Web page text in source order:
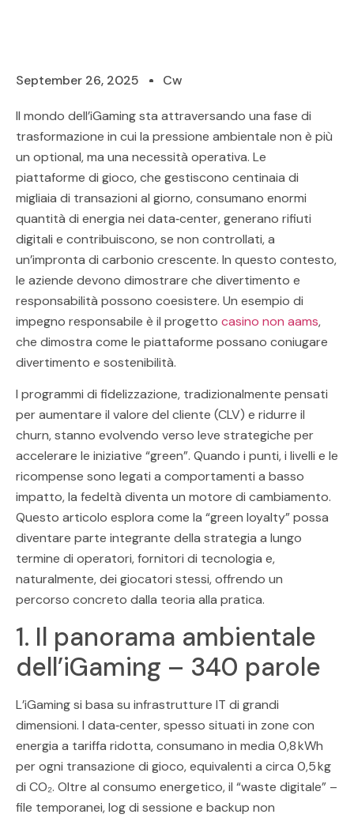
September 26, 2025 Cw
Il mondo dell’iGaming sta attraversando una fase di
trasformazione in cui la pressione ambientale non è più
un optional, ma una necessità operativa. Le
piattaforme di gioco, che gestiscono centinaia di
migliaia di transazioni al giorno, consumano enormi
quantità di energia nei data‑center, generano rifiuti
digitali e contribuiscono, se non controllati, a
un’impronta di carbonio crescente. In questo contesto,
le aziende devono dimostrare che divertimento e
responsabilità possono coesistere. Un esempio di
impegno responsabile è il progetto casino non aams,
che dimostra come le piattaforme possano coniugare
divertimento e sostenibilità.
I programmi di fidelizzazione, tradizionalmente pensati
per aumentare il valore del cliente (CLV) e ridurre il
churn, stanno evolvendo verso leve strategiche per
accelerare le iniziative “green”. Quando i punti, i livelli e le
ricompense sono legati a comportamenti a basso
impatto, la fedeltà diventa un motore di cambiamento.
Questo articolo esplora come la “green loyalty” possa
diventare parte integrante della strategia a lungo
termine di operatori, fornitori di tecnologia e,
naturalmente, dei giocatori stessi, offrendo un
percorso concreto dalla teoria alla pratica.
1. Il panorama ambientale
dell’iGaming – 340 parole
L’iGaming si basa su infrastrutture IT di grandi
dimensioni. I data‑center, spesso situati in zone con
energia a tariffa ridotta, consumano in media 0,8 kWh
per ogni transazione di gioco, equivalenti a circa 0,5 kg
di CO₂. Oltre al consumo energetico, il “waste digitale” –
file temporanei, log di sessione e backup non